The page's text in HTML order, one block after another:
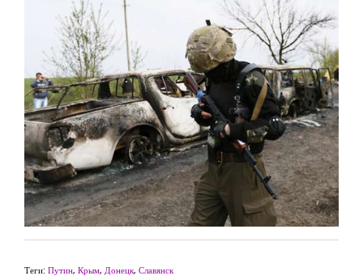
Теги: Путин, Крым, Донецк, Славянск